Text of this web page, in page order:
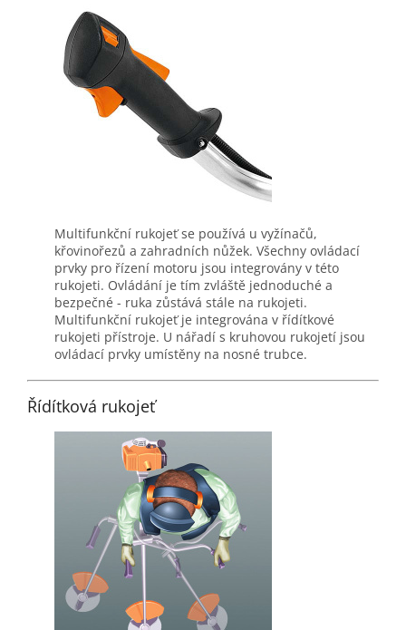
Multifunkční rukojeť se používá u vyžínačů,
křovinořezů a zahradních nůžek. Všechny ovládací
prvky pro řízení motoru jsou integrovány v této
rukojeti. Ovládání je tím zvláště jednoduché a
bezpečné - ruka zůstává stále na rukojeti.
Multifunkční rukojeť je integrována v řídítkové
rukojeti přístroje. U nářadí s kruhovou rukojetí jsou
ovládací prvky umístěny na nosné trubce.
Řídítková rukojeť